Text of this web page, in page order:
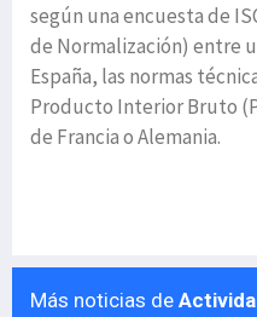
según una encuesta de
de Normalización) entre
España, las normas
Producto Interior Bruto
de Francia o Alemania.
Más noticias de